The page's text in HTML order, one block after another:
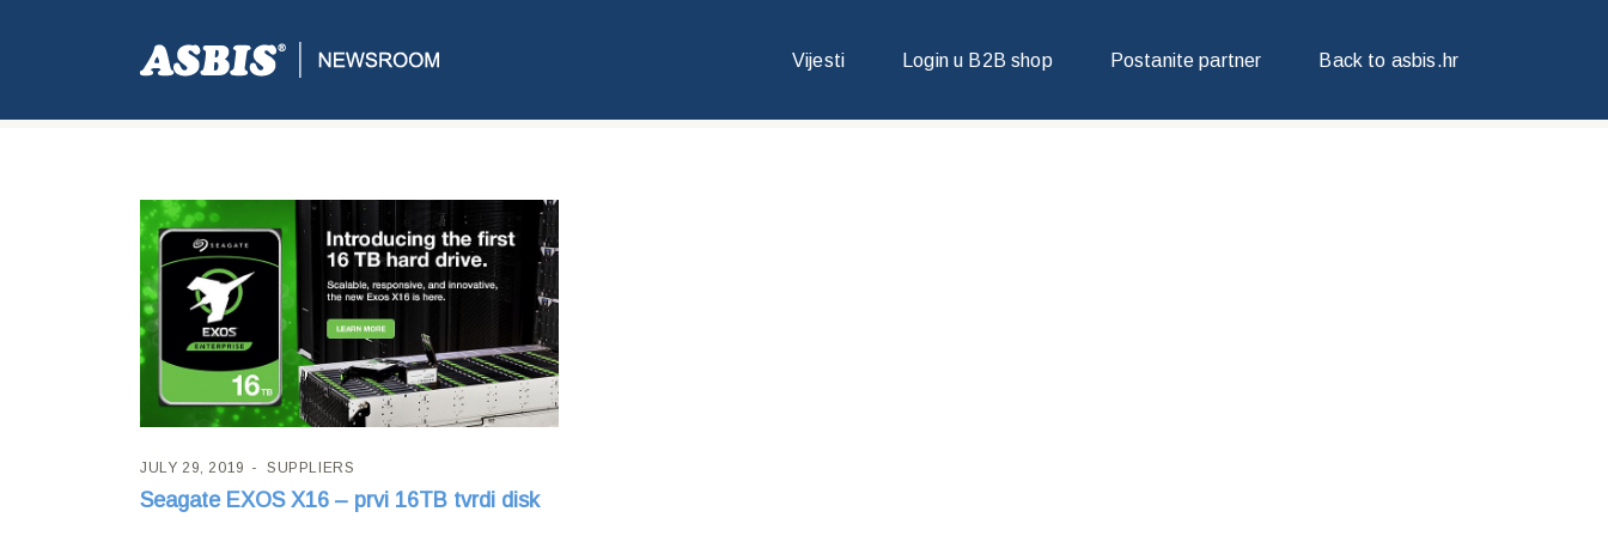
Vijesti Login u B2B shop Postanite partner Back to asbis.hr
Tag:Exos X16
JULY 29, 2019 SUPPLIERS
Seagate EXOS X16 – prvi 16TB tvrdi disk